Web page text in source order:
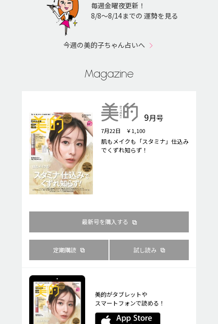
毎週金曜夜更新！
8/8〜8/14までの 運勢を見る
今週の美的子ちゃん占いへ
Magazine
9月号
7月22日 ￥1,100
肌もメイクも「スタミナ」仕込み
でくずれ知らず！
最新号を購入する
定期購読 試し読み
美的がタブレットや
スマートフォンで読める！